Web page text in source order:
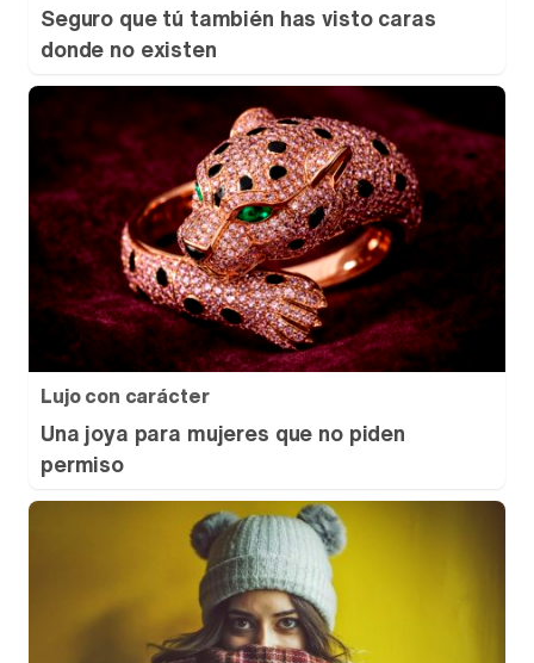
Seguro que tú también has visto caras
donde no existen
Lujo con carácter
Una joya para mujeres que no piden
permiso